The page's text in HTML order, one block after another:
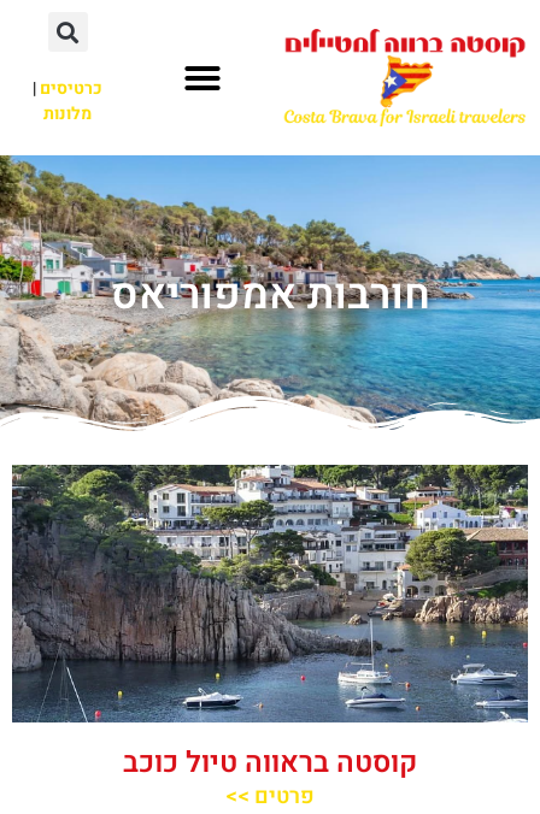
כרטיסים|
מלונות
חורבות אמפוריאס
קוסטה בראווה טיול כוכב
פרטים >>